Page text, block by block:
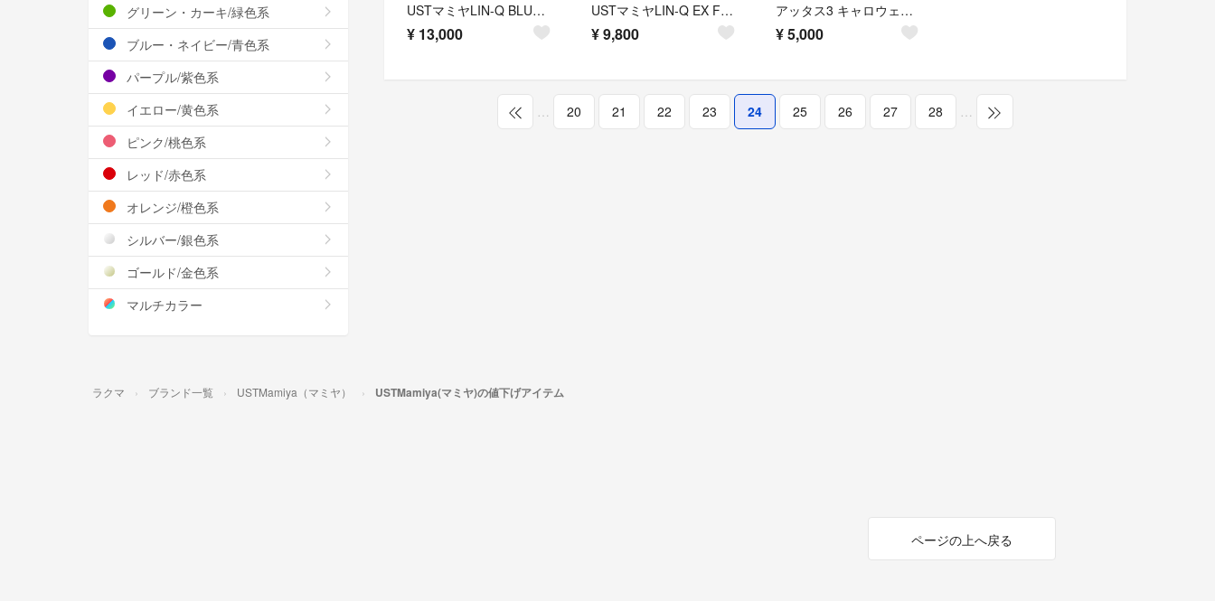
USTマミヤLIN-Q BLUE EX 【5SR】ピンスリーブ付ドライバー用
¥ 13,000
USTマミヤLIN-Q EX FW 【55S】42インチ
¥9,800
アッタス3 キャロウェイスリーブ付き
¥5,000
… 20 21 22 23 24 25 26 27 28 …
グリーン・カーキ/緑色系
ブルー・ネイビー/青色系
パープル/紫色系
イエロー/黄色系
ピンク/桃色系
レッド/赤色系
オレンジ/橙色系
シルバー/銀色系
ゴールド/金色系
マルチカラー
ラクマ ブランド一覧 USTMamiya（マミヤ） USTMamiya(マミヤ)の値下げアイテム
ページの上へ戻る